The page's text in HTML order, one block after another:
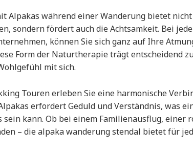
Alpakas während einer Wanderung bietet
sondern fördert auch die Achtsamkeit. Bei
können Sie sich ganz auf Ihre
Form der Naturtherapie trägt entscheidend
mit sich.
Touren erleben Sie eine harmonische
erfordert Geduld und Verständnis, was
sein kann. Ob bei einem Familienausflug, einer
– die alpaka wanderung stendal bietet für